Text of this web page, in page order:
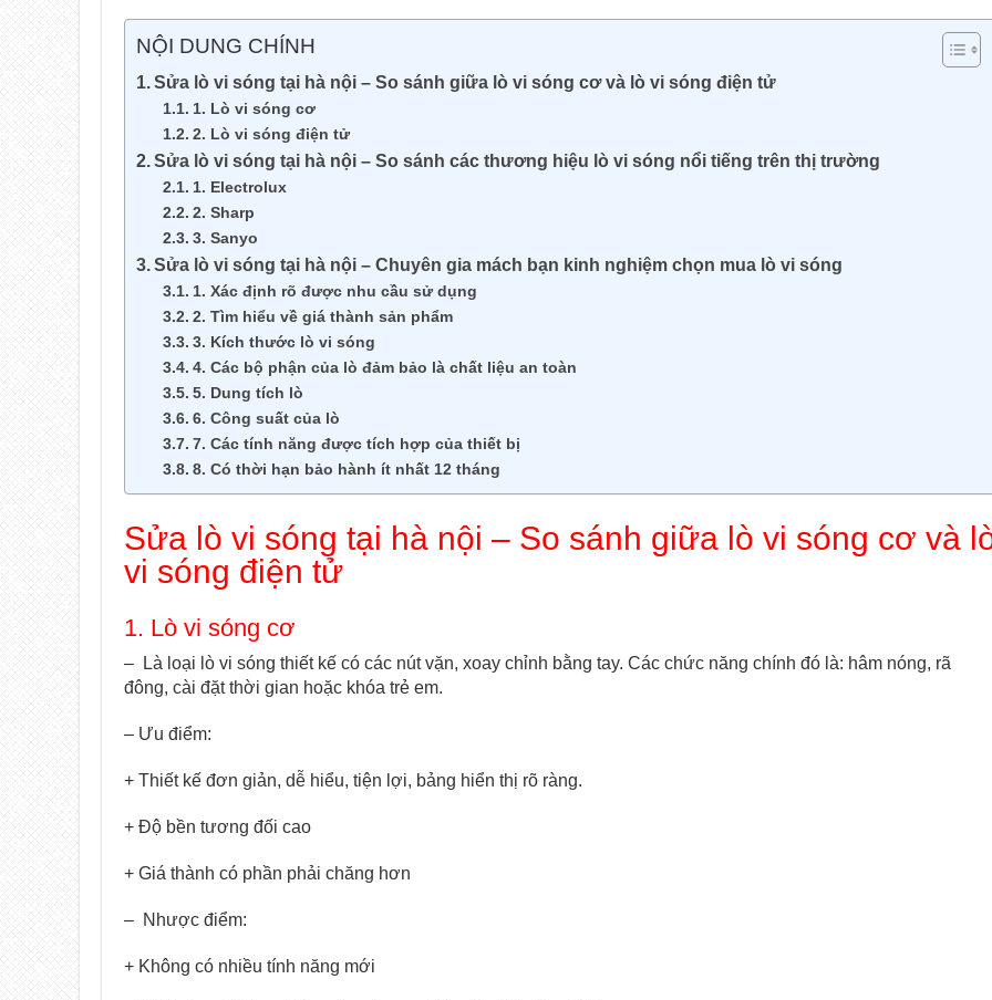
NỘI DUNG CHÍNH
Sửa lò vi sóng tại hà nội – So sánh giữa lò vi sóng cơ và lò vi sóng điện tử
1. Lò vi sóng cơ
2. Lò vi sóng điện tử
Sửa lò vi sóng tại hà nội – So sánh các thương hiệu lò vi sóng nổi tiếng trên thị trường
1. Electrolux
2. Sharp
3. Sanyo
Sửa lò vi sóng tại hà nội – Chuyên gia mách bạn kinh nghiệm chọn mua lò vi sóng
1. Xác định rõ được nhu cầu sử dụng
2. Tìm hiểu về giá thành sản phẩm
3. Kích thước lò vi sóng
4. Các bộ phận của lò đảm bảo là chất liệu an toàn
5. Dung tích lò
6. Công suất của lò
7. Các tính năng được tích hợp của thiết bị
8. Có thời hạn bảo hành ít nhất 12 tháng
Sửa lò vi sóng tại hà nội – So sánh giữa lò vi sóng cơ và
vi sóng điện tử
1. Lò vi sóng cơ
– Là loại lò vi sóng thiết kế có các nút vặn, xoay chỉnh bằng tay. Các chức năng chính đó là: hâm nóng, rã
đông, cài đặt thời gian hoặc khóa trẻ em.
– Ưu điểm:
+ Thiết kế đơn giản, dễ hiểu, tiện lợi, bảng hiển thị rõ ràng.
+ Độ bền tương đối cao
+ Giá thành có phần phải chăng hơn
– Nhược điểm:
+ Không có nhiều tính năng mới